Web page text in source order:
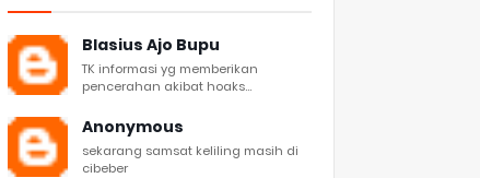
Blasius Ajo Bupu
TK informasi yg memberikan
pencerahan akibat hoaks...
Anonymous
sekarang samsat keliling masih di
cibeber